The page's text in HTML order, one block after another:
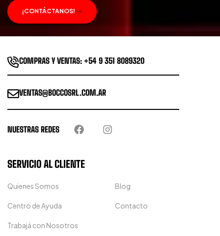
¡CONTÁCTANOS!
COMPRAS Y VENTAS: +54 9 351 8089320
VENTAS@BOCCOSRL.COM.AR
NUESTRAS REDES
SERVICIO AL CLIENTE
Quienes Somos Blog
Centro de Ayuda Contacto
Trabajá con Nosotros